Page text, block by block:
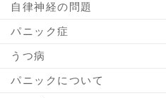
自律神経の問題
パニック症
うつ病
パニックについて